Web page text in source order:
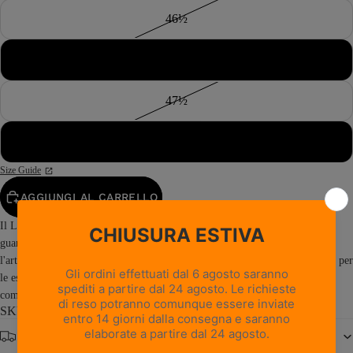
46½
47½
Size Guide
AGGIUNGI AL CARRELLO
Il Latemar NW è il nostro scarpone con fodera in pelle e lavorazione a
guardolo più venduto. Un classico moderno che fonde perfettamente
l'artigianalità della vecchia scuola con materiali di ultima generazione, nato per
le escursioni più selvagge dove sono richieste robustezza, affidabilità e
comfort...
Read more
SKU: 1023PM1P-0B
Spedizione gratuita da € 150